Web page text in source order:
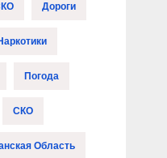
Дороги
Погода
СКО
Область